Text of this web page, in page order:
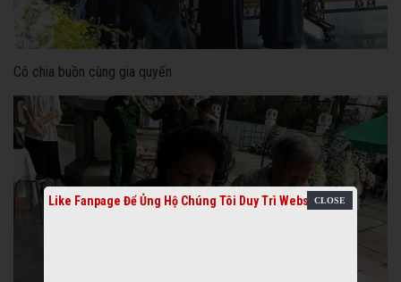
Cô chia buồn cùng gia quyến
Like Fanpage Để Ủng Hộ Chúng Tôi Duy Trì Website